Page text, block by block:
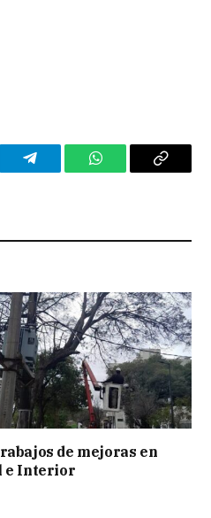
Telegram WhatsAppCopy
de mejoras en
e Interior